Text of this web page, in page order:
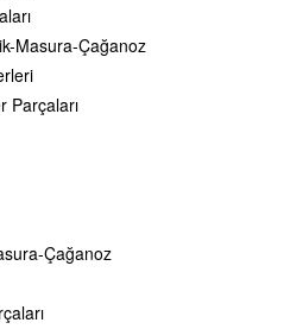
Masura-Çağanoz
Parçaları
Çağanoz